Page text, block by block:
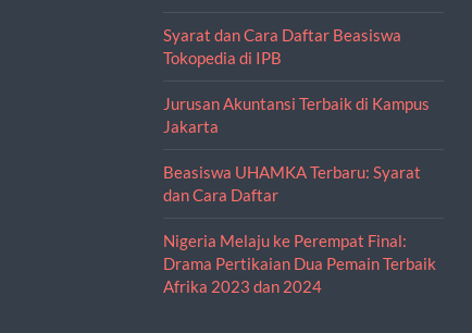
Syarat dan Cara Daftar Beasiswa
Tokopedia di IPB
Jurusan Akuntansi Terbaik di Kampus
Jakarta
Beasiswa UHAMKA Terbaru: Syarat
dan Cara Daftar
Nigeria Melaju ke Perempat Final:
Drama Pertikaian Dua Pemain Terbaik
Afrika 2023 dan 2024